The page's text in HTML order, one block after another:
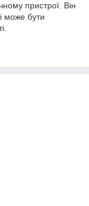
пристрої. Він
може бути
Це
інструментів.
легко
робить його
риболовлі,
в будинку або в
який